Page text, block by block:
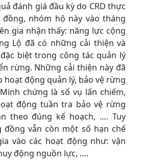
đánh giá đầu kỳ do CRD thực
nhóm hộ này vào tháng
gia nhận thấy: năng lực cộng
Lộ đã có những cải thiện và
biệt trong công tác quản lý
rừng. Những cải thiện này đã
hoạt động quản lý, bảo vệ rừng
chứng là số vụ lấn chiếm,
động tuần tra bảo vệ rừng
theo đúng kế hoạch, …. Tuy
đồng vẫn còn một số hạn chế
vào các hoạt động như: vận
động nguồn lực, ….